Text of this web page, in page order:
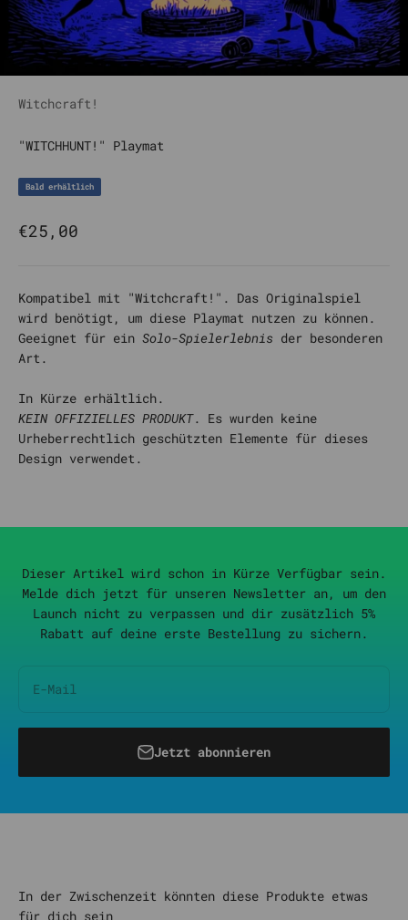
Witchcraft!
"WITCHHUNT!" Playmat
Bald erhältlich
Angebot
€25,00
Kompatibel mit "Witchcraft! ". Das Originalspiel
wird benötigt, um diese Playmat nutzen zu können.
Geeignet für ein Solo-Spielerlebnis der besonderen
Art.
In Kürze erhältlich.
KEIN OFFIZIELLES PRODUKT. Es wurden keine
Urheberrechtlich geschützten Elemente für dieses
Design verwendet.
Dieser Artikel wird schon in Kürze Verfügbar sein.
Melde dich jetzt für unseren Newsletter an, um den
Launch nicht zu verpassen und dir zusätzlich 5%
Rabatt auf deine erste Bestellung zu sichern.
E-Mail
Jetzt abonnieren